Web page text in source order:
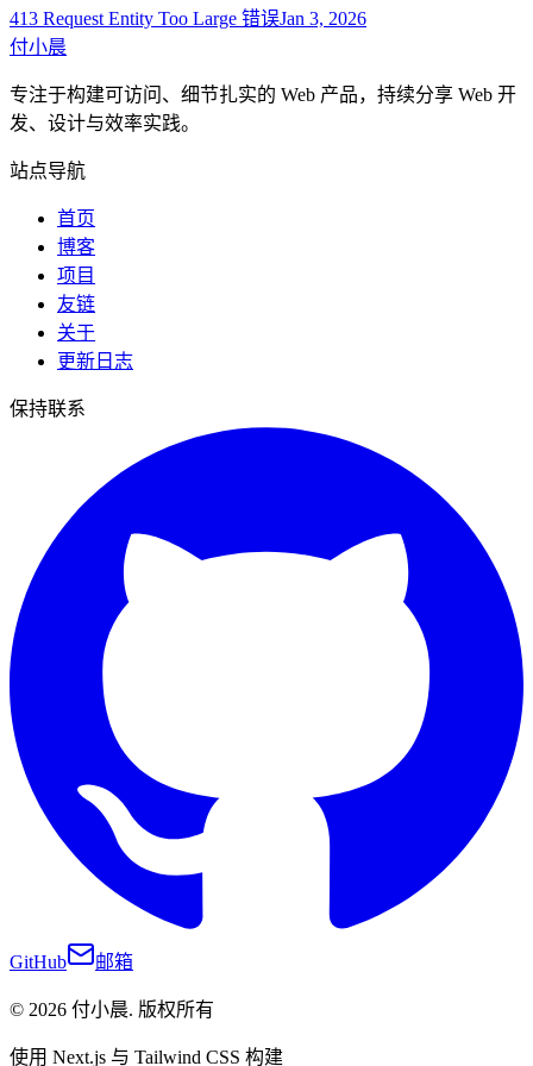
413 Request Entity Too Large 错误Jan 3, 2026
付小晨
专注于构建可访问、细节扎实的 Web 产品，持续分享 Web 开
发、设计与效率实践。
站点导航
首页
博客
项目
友链
关于
更新日志
保持联系
GitHub 邮箱
© 2026 付小晨. 版权所有
使用 Next.js 与 Tailwind CSS 构建